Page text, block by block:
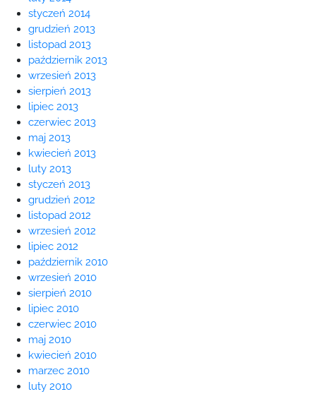
styczeń 2014
grudzień 2013
listopad 2013
październik 2013
wrzesień 2013
sierpień 2013
lipiec 2013
czerwiec 2013
maj 2013
kwiecień 2013
luty 2013
styczeń 2013
grudzień 2012
listopad 2012
wrzesień 2012
lipiec 2012
październik 2010
wrzesień 2010
sierpień 2010
lipiec 2010
czerwiec 2010
maj 2010
kwiecień 2010
marzec 2010
luty 2010